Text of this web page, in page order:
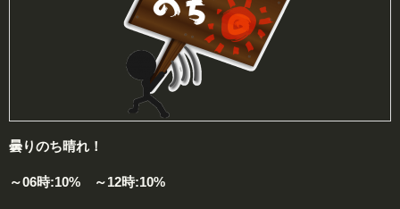
曇りのち晴れ！
～06時:10% ～12時:10%